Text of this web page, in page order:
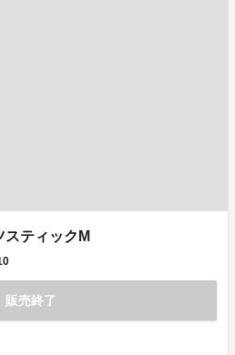
スティックM
販売終了